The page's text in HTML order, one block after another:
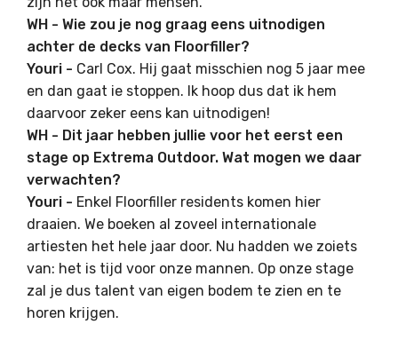
WH - Wie zou je nog graag eens uitnodigen
achter de decks van Floorfiller?
Youri - Carl Cox. Hij gaat misschien nog 5 jaar mee
en dan gaat ie stoppen. Ik hoop dus dat ik hem
daarvoor zeker eens kan uitnodigen!
WH - Dit jaar hebben jullie voor het eerst een
stage op Extrema Outdoor. Wat mogen we daar
verwachten?
Youri - Enkel Floorfiller residents komen hier
draaien. We boeken al zoveel internationale
artiesten het hele jaar door. Nu hadden we zoiets
van: het is tijd voor onze mannen. Op onze stage
zal je dus talent van eigen bodem te zien en te
horen krijgen.